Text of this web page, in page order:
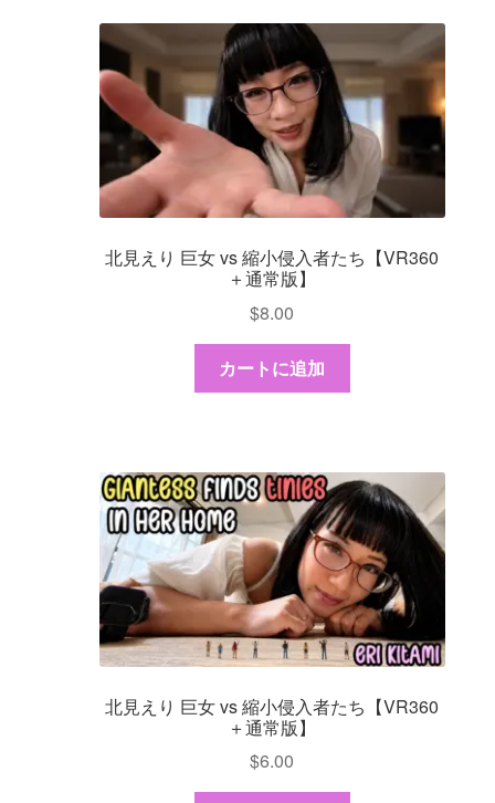
お問い合わせ
ダッシュボード
GTS & TINY
店舗リスト
Vendor Onboarding
順
並
べ
替
え
北見えり 巨女 vs 縮小侵入者たち【VR360
＋通常版】
$8.00
カートに追加
北見えり 巨女 vs 縮小侵入者たち【VR360
＋通常版】
$6.00